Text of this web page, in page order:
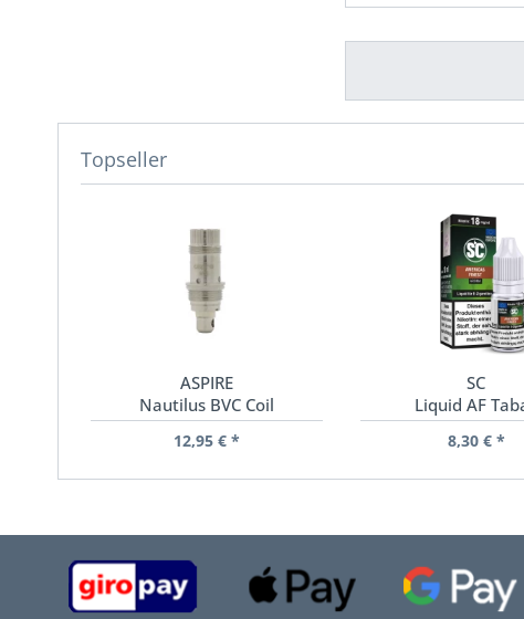
Topseller
ASPIRE
Nautilus BVC Coil
12,95 € *
SC
Liquid AF
8,30 € *